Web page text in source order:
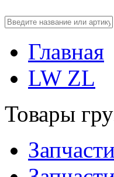
Главная
LW ZL
Товары